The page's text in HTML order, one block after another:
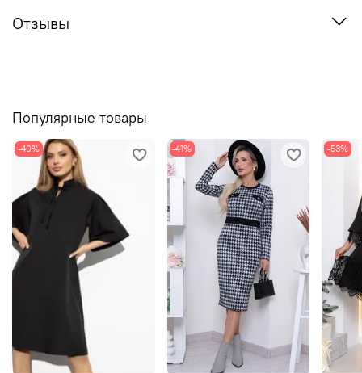
Отзывы
Популярные товары
-40% -41% -53%